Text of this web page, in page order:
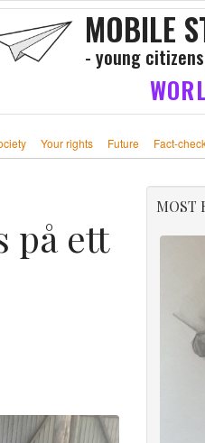
MOBILE
- young
Your rights Future Fact-
på ett
MOST